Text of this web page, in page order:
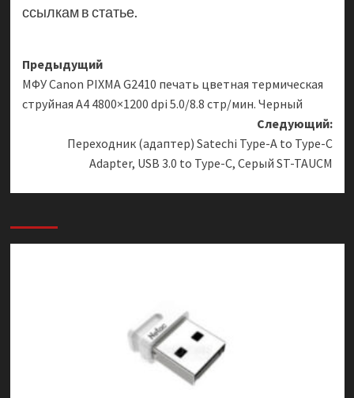
ссылкам в статье.
Навигация
записи
Предыдущий
МФУ Canon PIXMA G2410 печать цветная термическая
струйная A4 4800×1200 dpi 5.0/8.8 стр/мин. Черный
Следующий:
Переходник (адаптер) Satechi Type-A to Type-C
Adapter, USB 3.0 to Type-C, Серый ST-TAUCM